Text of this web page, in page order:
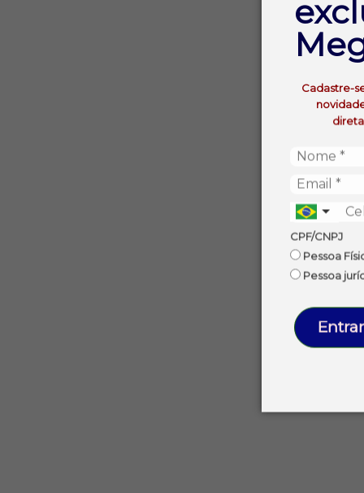
Cadastre-
CPF/CNPJ
Pessoa
Pessoa